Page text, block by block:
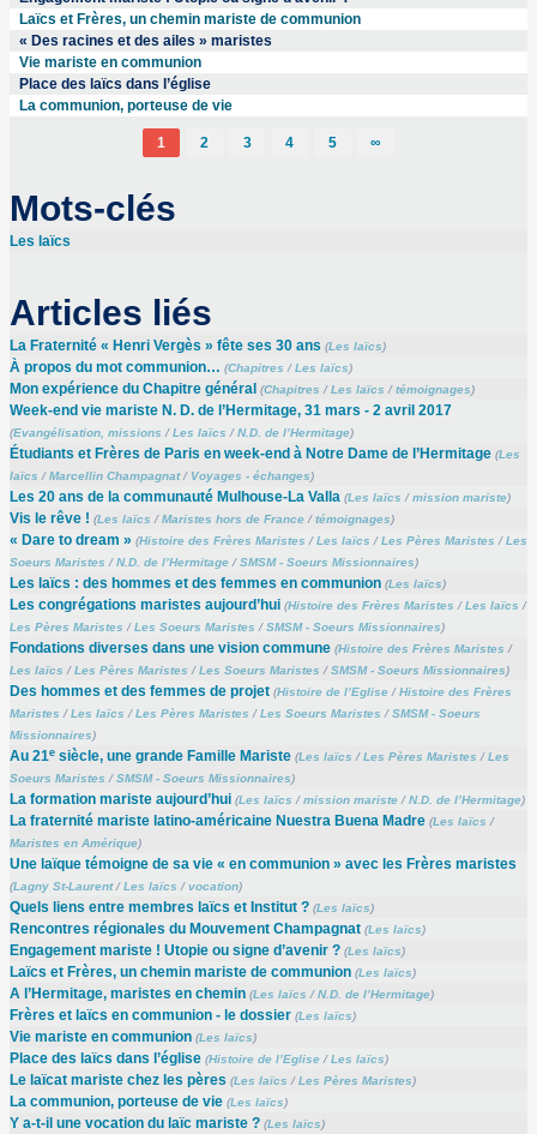
Laïcs et Frères, un chemin mariste de communion
« Des racines et des ailes » maristes
Vie mariste en communion
Place des laïcs dans l’église
La communion, porteuse de vie
1 2 3 4 5 ∞
Mots-clés
Les laïcs
Articles liés
La Fraternité « Henri Vergès » fête ses 30 ans (Les laïcs)
À propos du mot communion… (Chapitres /Les laïcs)
Mon expérience du Chapitre général (Chapitres /Les laïcs /témoignages)
Week-end vie mariste N. D. de l’Hermitage, 31 mars - 2 avril 2017
(Evangélisation, missions /Les laïcs /N.D. de l’Hermitage)
Étudiants et Frères de Paris en week-end à Notre Dame de l’Hermitage (Les
laïcs /Marcellin Champagnat/ Voyages - échanges)
Les 20 ans de la communauté Mulhouse-La Valla (Les laïcs /mission mariste)
Vis le rêve ! (Les laïcs /Maristes hors de France/témoignages)
« Dare to dream » (Histoire des Frères Maristes /Les laïcs /Les Pères Maristes /Les
Soeurs Maristes /N.D. de l’Hermitage/SMSM - Soeurs Missionnaires)
Les laïcs : des hommes et des femmes en communion (Les laïcs)
Les congrégations maristes aujourd’hui (Histoire des Frères Maristes /Les laïcs /
Les Pères Maristes /Les Soeurs Maristes /SMSM - Soeurs Missionnaires)
Fondations diverses dans une vision commune (Histoire des Frères Maristes /
Les laïcs /Les Pères Maristes /Les Soeurs Maristes /SMSM - Soeurs Missionnaires)
Des hommes et des femmes de projet (Histoire de l’Eglise/Histoire des Frères
Maristes /Les laïcs /Les Pères Maristes /Les Soeurs Maristes /SMSM - Soeurs
Missionnaires)
Au 21esiècle, une grande Famille Mariste (Les laïcs /Les Pères Maristes /Les
Soeurs Maristes /SMSM - Soeurs Missionnaires)
La formation mariste aujourd’hui (Les laïcs /mission mariste/N.D. de l’Hermitage)
La fraternité mariste latino-américaine Nuestra Buena Madre (Les laïcs /
Maristes en Amérique)
Une laïque témoigne de sa vie « en communion » avec les Frères maristes
(Lagny St-Laurent/Les laïcs /vocation)
Quels liens entre membres laïcs et Institut ? (Les laïcs)
Rencontres régionales du Mouvement Champagnat (Les laïcs)
Engagement mariste ! Utopie ou signe d’avenir ? (Les laïcs)
Laïcs et Frères, un chemin mariste de communion (Les laïcs)
A l’Hermitage, maristes en chemin (Les laïcs /N.D. de l’Hermitage)
Frères et laïcs en communion - le dossier (Les laïcs)
Vie mariste en communion (Les laïcs)
Place des laïcs dans l’église (Histoire de l’Eglise/Les laïcs)
Le laïcat mariste chez les pères (Les laïcs /Les Pères Maristes)
La communion, porteuse de vie (Les laïcs)
Y a-t-il une vocation du laïc mariste ? (Les laïcs)